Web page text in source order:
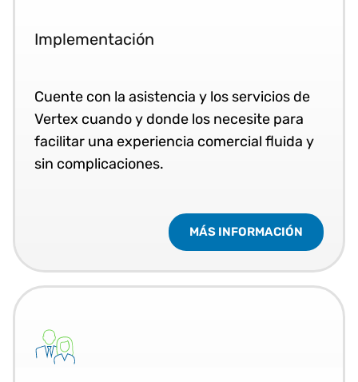
Implementación
Cuente con la asistencia y los servicios de
Vertex cuando y donde los necesite para
facilitar una experiencia comercial fluida y
sin complicaciones.
MÁS INFORMACIÓN